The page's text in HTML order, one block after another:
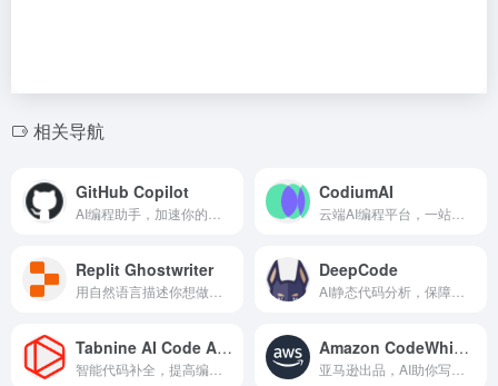
相关导航
GitHub Copilot CodiumAI
Replit Ghostwriter DeepCode
Tabnine AI Code Assistant Amazon CodeWhisperer